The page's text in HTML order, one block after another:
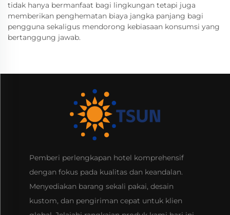
tidak hanya bermanfaat bagi lingkungan tetapi juga
memberikan penghematan biaya jangka panjang bagi
pengguna sekaligus mendorong kebiasaan konsumsi yang
bertanggung jawab.
Pemberi perlengkapan hotel komprehensif
dengan fokus pada kualitas dan keandalan.
Menyediakan barang sekali pakai, desain
kustom, dan pengiriman cepat untuk klien